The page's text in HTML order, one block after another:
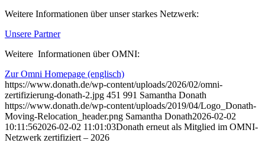
Weitere Informationen über unser starkes Netzwerk:
Unsere Partner
Weitere Informationen über OMNI:
Zur Omni Homepage (englisch)
https://www.donath.de/wp-content/uploads/2026/02/omni-
zertifizierung-donath-2.jpg 451 991 Samantha Donath
https://www.donath.de/wp-content/uploads/2019/04/Logo_Donath-
Moving-Relocation_header.png Samantha Donath2026-02-02
10:11:562026-02-02 11:01:03Donath erneut als Mitglied im OMNI-
Netzwerk zertifiziert – 2026